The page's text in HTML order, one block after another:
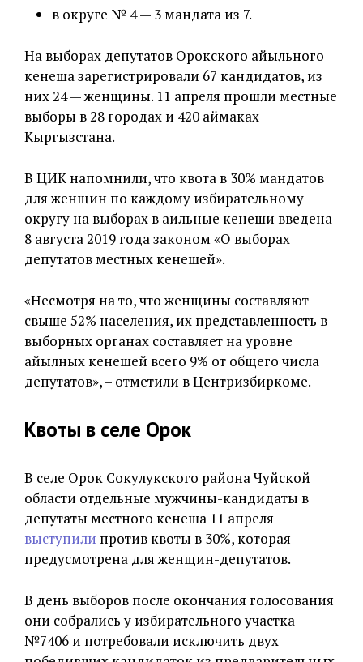
в округе № 4 — 3 мандата из 7.
На выборах депутатов Орокского айыльного
кенеша зарегистрировали 67 кандидатов, из
них 24 — женщины. 11 апреля прошли местные
выборы в 28 городах и 420 аймаках
Кыргызстана.
В ЦИК напомнили, что квота в 30% мандатов
для женщин по каждому избирательному
округу на выборах в аильные кенеши введена
8 августа 2019 года законом «О выборах
депутатов местных кенешей».
«Несмотря на то, что женщины составляют
свыше 52% населения, их представленность в
выборных органах составляет на уровне
айылных кенешей всего 9% от общего числа
депутатов», – отметили в Центризбиркоме.
Квоты в селе Орок
В селе Орок Сокулукского района Чуйской
области отдельные мужчины-кандидаты в
депутаты местного кенеша 11 апреля
выступили против квоты в 30%, которая
предусмотрена для женщин-депутатов.
В день выборов после окончания голосования
они собрались у избирательного участка
№7406 и потребовали исключить двух